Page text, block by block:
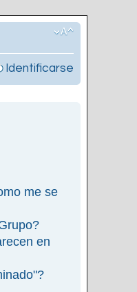
Identificarse
me se
en